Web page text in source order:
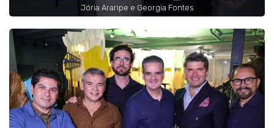
Jória Araripe e Georgia Fontes